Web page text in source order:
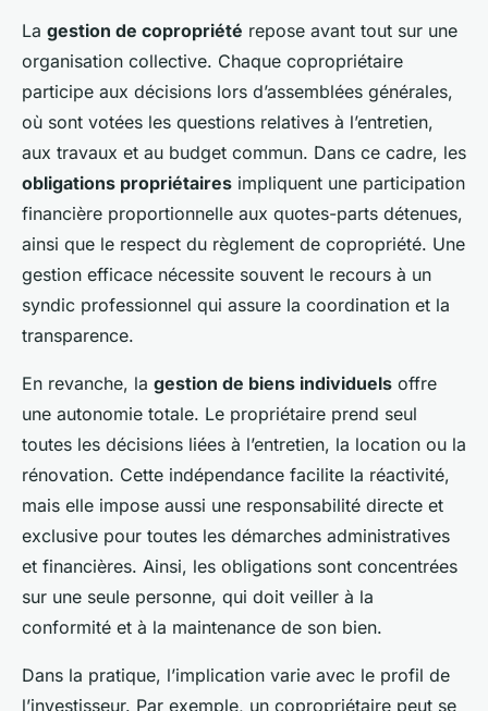
La gestion de copropriété repose avant tout sur une
organisation collective. Chaque copropriétaire
participe aux décisions lors d’assemblées générales,
où sont votées les questions relatives à l’entretien,
aux travaux et au budget commun. Dans ce cadre, les
obligations propriétaires impliquent une participation
financière proportionnelle aux quotes-parts détenues,
ainsi que le respect du règlement de copropriété. Une
gestion efficace nécessite souvent le recours à un
syndic professionnel qui assure la coordination et la
transparence.
En revanche, la gestion de biens individuels offre
une autonomie totale. Le propriétaire prend seul
toutes les décisions liées à l’entretien, la location ou la
rénovation. Cette indépendance facilite la réactivité,
mais elle impose aussi une responsabilité directe et
exclusive pour toutes les démarches administratives
et financières. Ainsi, les obligations sont concentrées
sur une seule personne, qui doit veiller à la
conformité et à la maintenance de son bien.
Dans la pratique, l’implication varie avec le profil de
l’investisseur. Par exemple, un copropriétaire peut se